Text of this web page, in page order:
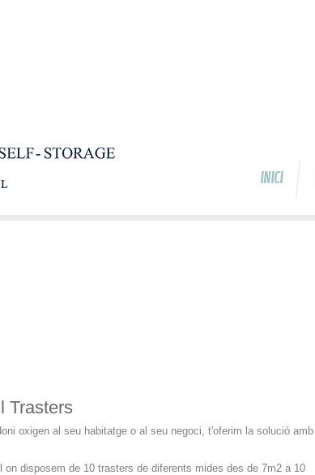
INICI
Trasters
oxigen al seu habitatge o al seu negoci, t'oferim la solució amb
on disposem de 10 trasters de diferents mides des de 7m2 a 10